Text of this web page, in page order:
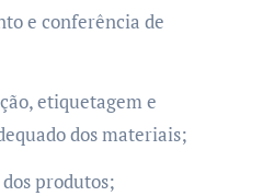
dos materiais;
produtos;